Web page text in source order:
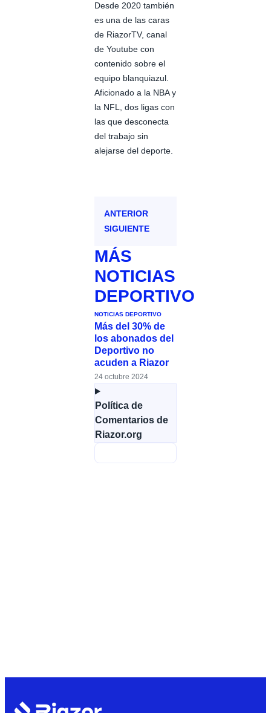
Desde 2020 también
es una de las caras
de RiazorTV, canal
de Youtube con
contenido sobre el
equipo blanquiazul.
Aficionado a la NBA y
la NFL, dos ligas con
las que desconecta
del trabajo sin
alejarse del deporte.
ANTERIOR
SIGUIENTE
MÁS
NOTICIAS
DEPORTIVO
NOTICIAS DEPORTIVO
Más del 30% de
los abonados del
Deportivo no
acuden a Riazor
24 octubre 2024
Política de
Comentarios de
Riazor.org